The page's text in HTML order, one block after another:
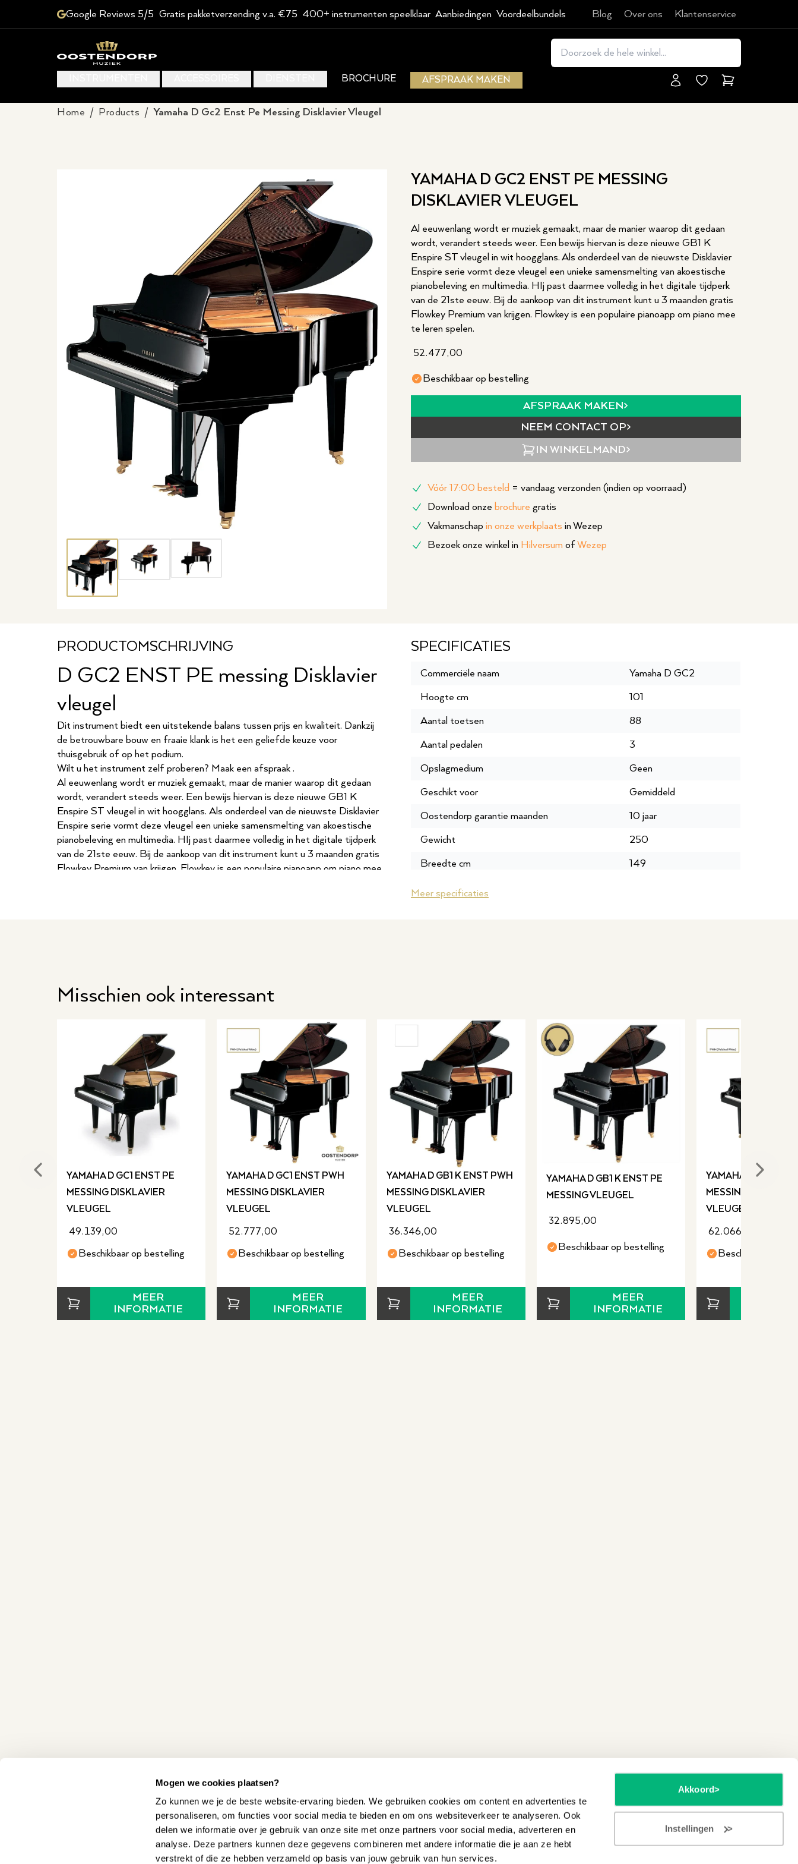
Mogen we cookies plaatsen?
Zo kunnen we je de beste website-ervaring bieden. We gebruiken cookies om content en advertenties te
personaliseren, om functies voor social media te bieden en om ons websiteverkeer te analyseren. Ook
delen we informatie over je gebruik van onze site met onze partners voor social media, adverteren en
analyse. Deze partners kunnen deze gegevens combineren met andere informatie die je aan ze hebt
verstrekt of die ze hebben verzameld op basis van jouw gebruik van hun services.
Akkoord
Instellingen
Google Reviews 5/5 Gratis pakketverzending v.a. €75 400+ instrumenten speelklaar Aanbiedingen Voordeelbundels Blog Over ons Klantenservice
BROCHURE AFSPRAAK MAKEN Winkelmand
Home / Products / Yamaha D Gc2 Enst Pe Messing Disklavier Vleugel
Thumbnail 1 Thumbnail 2 Thumbnail 3
YAMAHA D GC2 ENST PE MESSING
DISKLAVIER VLEUGEL
Al eeuwenlang wordt er muziek gemaakt, maar de manier waarop dit gedaan
wordt, verandert steeds weer. Een bewijs hiervan is deze nieuwe GB1 K
Enspire ST vleugel in wit hoogglans. Als onderdeel van de nieuwste Disklavier
Enspire serie vormt deze vleugel een unieke samensmelting van akoestische
pianobeleving en multimedia. HIj past daarmee volledig in het digitale tijdperk
van de 21ste eeuw. Bij de aankoop van dit instrument kunt u 3 maanden gratis
Flowkey Premium van krijgen. Flowkey is een populaire pianoapp om piano mee
te leren spelen.
52.477,00
Beschikbaar op bestelling
AFSPRAAK MAKEN
NEEM CONTACT OP
IN WINKELMAND
Vóór 17:00 besteld = vandaag verzonden (indien op voorraad)
Download onze brochure gratis
Vakmanschap in onze werkplaats in Wezep
Bezoek onze winkel in Hilversum of Wezep
PRODUCTOMSCHRIJVING
D GC2 ENST PE messing Disklavier
vleugel
Dit instrument biedt een uitstekende balans tussen prijs en kwaliteit. Dankzij
de betrouwbare bouw en fraaie klank is het een geliefde keuze voor
thuisgebruik of op het podium.
Wilt u het instrument zelf proberen? Maak een afspraak .
Al eeuwenlang wordt er muziek gemaakt, maar de manier waarop dit gedaan
wordt, verandert steeds weer. Een bewijs hiervan is deze nieuwe GB1 K
Enspire ST vleugel in wit hoogglans. Als onderdeel van de nieuwste Disklavier
Enspire serie vormt deze vleugel een unieke samensmelting van akoestische
pianobeleving en multimedia. HIj past daarmee volledig in het digitale tijdperk
van de 21ste eeuw. Bij de aankoop van dit instrument kunt u 3 maanden gratis
Flowkey Premium van krijgen. Flowkey is een populaire pianoapp om piano mee
SPECIFICATIES
Commerciële naam
Yamaha D GC2
Hoogte cm
101
Aantal toetsen
88
Aantal pedalen
3
Opslagmedium
Geen
Geschikt voor
Gemiddeld
Oostendorp garantie maanden
10 jaar
Gewicht
250
Breedte cm
149
Garantie leverancier
Meer specificaties
Misschien ook interessant
YAMAHA D GC1 ENST PE
MESSING DISKLAVIER
VLEUGEL
49.139,00
Beschikbaar op bestelling
MEER
INFORMATIE
YAMAHA D GC1 ENST PWH
MESSING DISKLAVIER
VLEUGEL
52.777,00
Beschikbaar op bestelling
MEER
INFORMATIE
YAMAHA D GB1 K ENST PWH
MESSING DISKLAVIER
VLEUGEL
36.346,00
Beschikbaar op bestelling
MEER
INFORMATIE
YAMAHA D GB1 K ENST PE
MESSING VLEUGEL
32.895,00
Beschikbaar op bestelling
MEER
INFORMATIE
YAMAHA D C1X
MESSING
VLEUGEL
62.066,00
Beschikbaar op
Previous slide Next